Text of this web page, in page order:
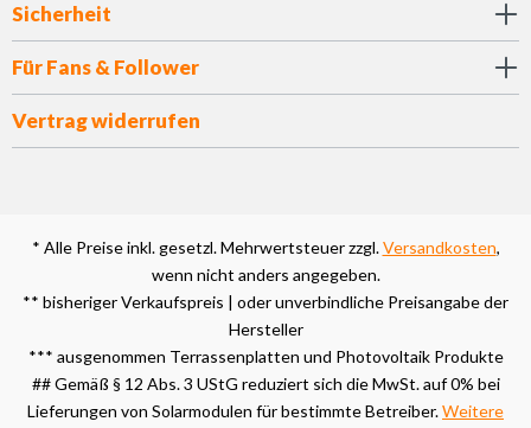
Sicherheit
Für Fans & Follower
Vertrag widerrufen
* Alle Preise inkl. gesetzl. Mehrwertsteuer zzgl.Versandkosten,
wenn nicht anders angegeben.
** bisheriger Verkaufspreis | oder unverbindliche Preisangabe der
Hersteller
*** ausgenommen Terrassenplatten und Photovoltaik Produkte
## Gemäß § 12 Abs. 3 UStG reduziert sich die MwSt. auf 0% bei
Lieferungen von Solarmodulen für bestimmte Betreiber.Weitere